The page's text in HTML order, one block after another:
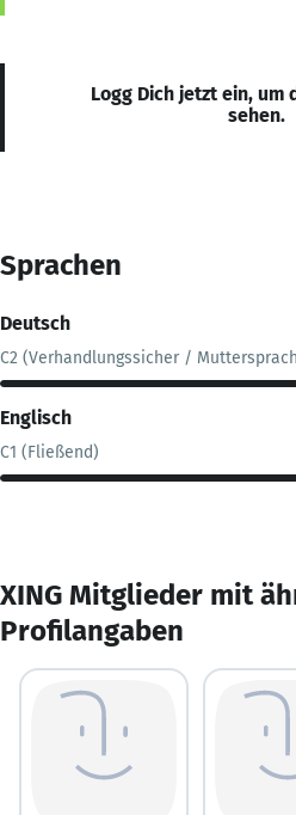
Logg Dich jetzt ein, um
sehen.
Sprachen
Deutsch
C2 (Verhandlungssicher /
Englisch
C1 (Fließend)
XING Mitglieder mit
Profilangaben